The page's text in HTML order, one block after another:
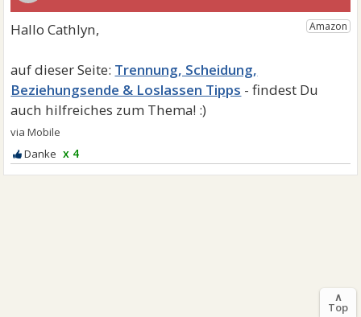
Trennung, Scheidung,
Beziehungsende & Loslassen Tipps
x 4
∧
Top